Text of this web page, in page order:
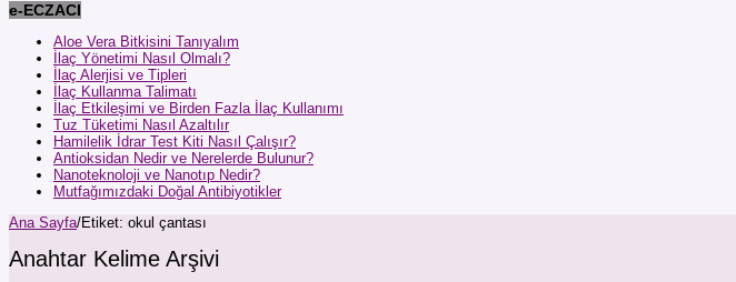
e-ECZACI
Aloe Vera Bitkisini Tanıyalım
İlaç Yönetimi Nasıl Olmalı?
İlaç Alerjisi ve Tipleri
İlaç Kullanma Talimatı
İlaç Etkileşimi ve Birden Fazla İlaç Kullanımı
Tuz Tüketimi Nasıl Azaltılır
Hamilelik İdrar Test Kiti Nasıl Çalışır?
Antioksidan Nedir ve Nerelerde Bulunur?
Nanoteknoloji ve Nanotıp Nedir?
Mutfağımızdaki Doğal Antibiyotikler
Ana Sayfa/Etiket: okul çantası
Anahtar Kelime Arşivi